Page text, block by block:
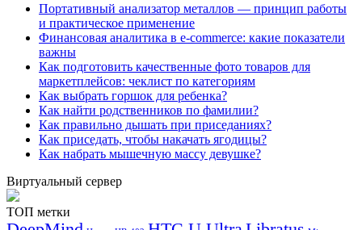
Портативный анализатор металлов — принцип работы
и практическое применение
Финансовая аналитика в e-commerce: какие показатели
важны
Как подготовить качественные фото товаров для
маркетплейсов: чеклист по категориям
Как выбрать горшок для ребенка?
Как найти родственников по фамилии?
Как правильно дышать при приседаниях?
Как приседать, чтобы накачать ягодицы?
Как набрать мышечную массу девушке?
Виртуальный сервер
ТОП метки